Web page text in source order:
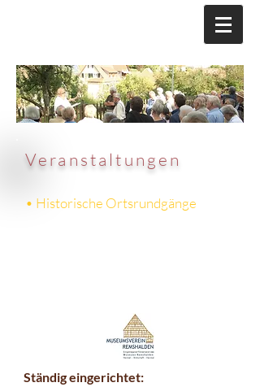
Veranstaltungen
• Historische Ortsrundgänge
Ständig eingerichtet: